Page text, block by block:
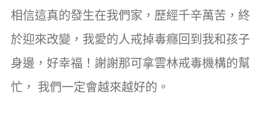
相信這真的發生在我們家，歷經千辛萬苦，終
於迎來改變，我愛的人戒掉毒癮回到我和孩子
身邊，好幸福！謝謝那可拿雲林戒毒機構的幫
忙， 我們一定會越來越好的。